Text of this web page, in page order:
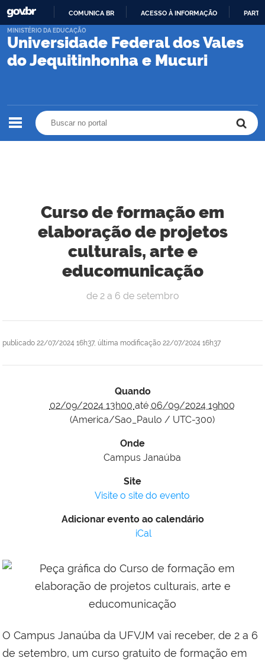
PARA
CONTEÚDO
COMUNICA BR ACESSO À INFORMAÇÃO
Universidade Federal dos Vales
do Jequitinhonha e Mucuri
MINISTÉRIO DA EDUCAÇÃO
Curso de formação em
elaboração de projetos
culturais, arte e
educomunicação
publicado 22/07/2024 16h37, última modificação 22/07/2024 16h37
de 2 a 6 de setembro
Quando
02/09/2024 13h00 até 06/09/2024 19h00
(America/Sao_Paulo / UTC-300)
Onde
Campus Janaúba
Site
Visite o site do evento
Adicionar evento ao calendário
iCal
O Campus Janaúba da UFVJM vai receber, de 2 a 6
de setembro, um curso gratuito de formação em